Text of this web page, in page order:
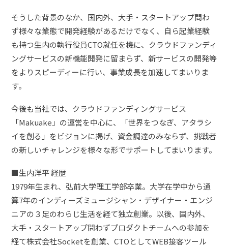
そうした背景のなか、国内外、大手・スタートアップ問わ
ず様々な業態で開発経験があるだけでなく、自ら起業経験
も持つ生内の執行役員CTO就任を機に、クラウドファンディ
ングサービスの新機能開発に留まらず、新サービスの開発等
をよりスピーディーに行い、事業成長を加速してまいりま
す。
今後も当社では、クラウドファンディングサービス
「Makuake」の運営を中心に、「世界をつなぎ、アタラシ
イを創る」をビジョンに掲げ、資金調達のみならず、挑戦者
の新しいチャレンジを様々な形でサポートしてまいります。
■生内洋平 経歴
1979年生まれ、弘前大学理工学部卒業。大学在学中から通
算7年のインディーズミュージシャン・デザイナー・エンジ
ニアの３足のわらじ生活を経て独立創業。以後、国内外、
大手・スタートアップ問わずプロダクトチームへの参加を
経て株式会社Socketを創業、CTOとしてWEB接客ツール